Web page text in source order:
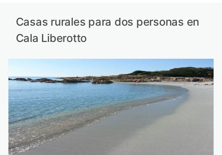
Casas rurales para dos personas en
Cala Liberotto